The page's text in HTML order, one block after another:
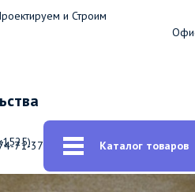
и Строим
71-37 Каталог товаров